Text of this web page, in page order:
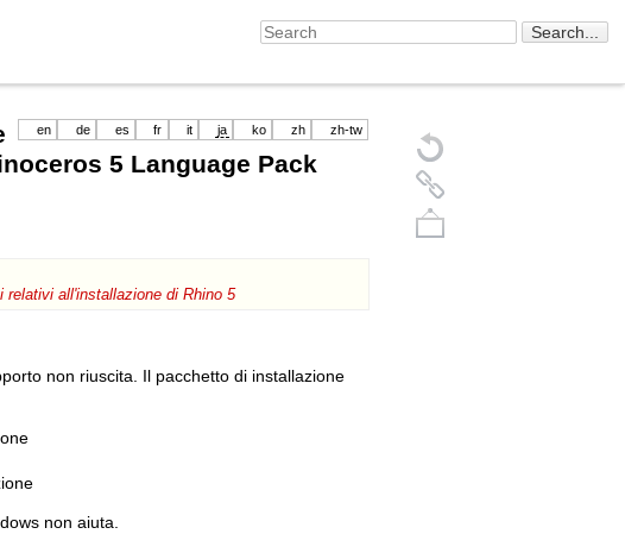
en de es fr it ja ko zh zh-tw
5 Language Pack
relativi all'installazione di Rhino 5
non riuscita. Il pacchetto di installazione
non aiuta.